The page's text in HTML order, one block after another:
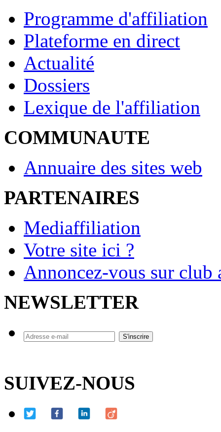
Programme d'affiliation
Plateforme en direct
Actualité
Dossiers
Lexique de l'affiliation
COMMUNAUTE
Annuaire des sites web
PARTENAIRES
Mediaffiliation
Votre site ici ?
Annoncez-vous sur
NEWSLETTER
SUIVEZ-NOUS